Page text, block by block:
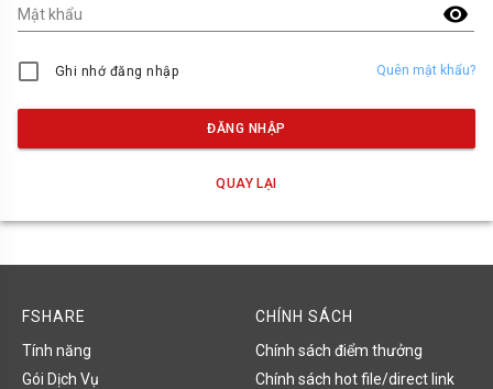
visibility
Mật khẩu
Ghi nhớ đăng nhập Quên mật khẩu?
ĐĂNG NHẬP
QUAY LẠI
FSHARE
Tính năng
Gói Dịch Vụ
CHÍNH SÁCH
Chính sách điểm thưởng
Chính sách hot file/direct link